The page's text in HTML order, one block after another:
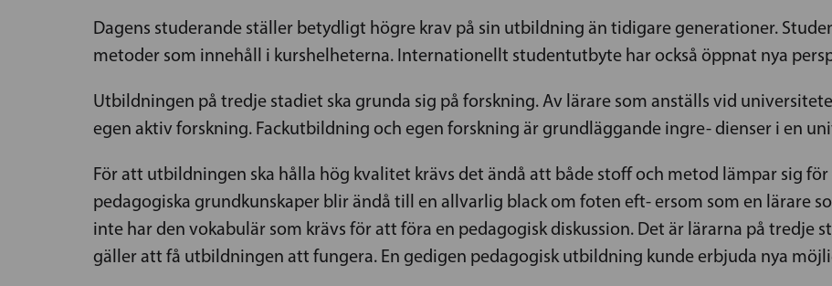
Dagens studerande ställer betydligt högre krav på sin utbildning än tidigare generationer.
metoder som innehåll i kurshelheterna. Internationellt studentutbyte har också öppnat nya
Utbildningen på tredje stadiet ska grunda sig på forskning. Av lärare som anställs vid
egen aktiv forskning. Fackutbildning och egen forskning är grundläggande ingre- dienser i en
För att utbildningen ska hålla hög kvalitet krävs det ändå att både stoff och metod lämpar sig
pedagogiska grundkunskaper blir ändå till en allvarlig black om foten eft- ersom som en lärare
inte har den vokabulär som krävs för att föra en pedagogisk diskussion. Det är lärarna på tredje
gäller att få utbildningen att fungera. En gedigen pedagogisk utbildning kunde erbjuda nya